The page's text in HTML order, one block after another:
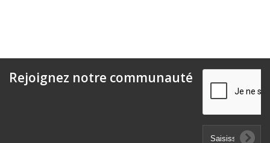
Rejoignez notre communauté